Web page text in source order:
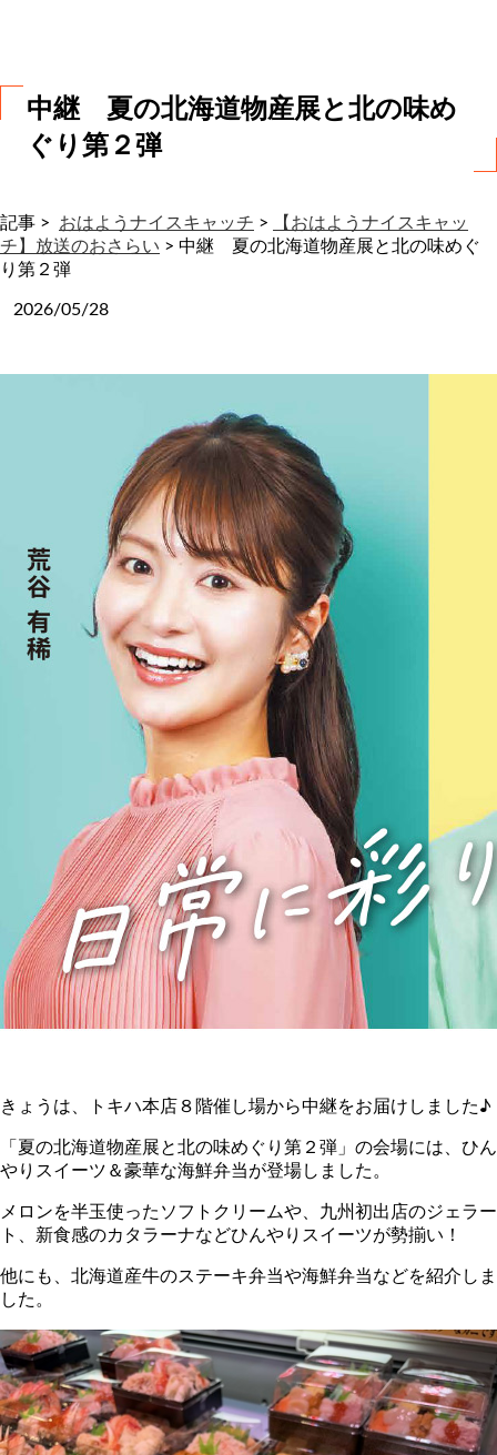
中継 夏の北海道物産展と北の味め
ぐり第２弾
記事 > おはようナイスキャッチ >
【おはようナイスキャッ
チ】放送のおさらい > 中継 夏の北海道物産展と北の味めぐ
り第２弾
2026/05/28
きょうは、トキハ本店８階催し場から中継をお届けしました♪
「夏の北海道物産展と北の味めぐり第２弾」の会場には、ひん
やりスイーツ＆豪華な海鮮弁当が登場しました。
メロンを半玉使ったソフトクリームや、九州初出店のジェラー
ト、新食感のカタラーナなどひんやりスイーツが勢揃い！
他にも、北海道産牛のステーキ弁当や海鮮弁当などを紹介しま
した。